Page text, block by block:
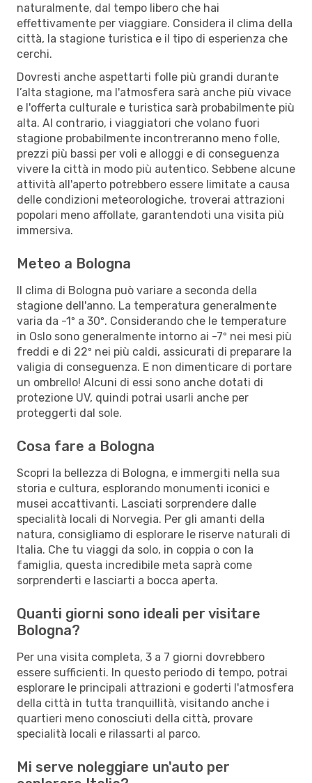
naturalmente, dal tempo libero che hai
effettivamente per viaggiare. Considera il clima della
città, la stagione turistica e il tipo di esperienza che
cerchi.
Dovresti anche aspettarti folle più grandi durante
l’alta stagione, ma l'atmosfera sarà anche più vivace
e l'offerta culturale e turistica sarà probabilmente più
alta. Al contrario, i viaggiatori che volano fuori
stagione probabilmente incontreranno meno folle,
prezzi più bassi per voli e alloggi e di conseguenza
vivere la città in modo più autentico. Sebbene alcune
attività all'aperto potrebbero essere limitate a causa
delle condizioni meteorologiche, troverai attrazioni
popolari meno affollate, garantendoti una visita più
immersiva.
Meteo a Bologna
Il clima di Bologna può variare a seconda della
stagione dell'anno. La temperatura generalmente
varia da -1º a 30º. Considerando che le temperature
in Oslo sono generalmente intorno ai -7º nei mesi più
freddi e di 22º nei più caldi, assicurati di preparare la
valigia di conseguenza. E non dimenticare di portare
un ombrello! Alcuni di essi sono anche dotati di
protezione UV, quindi potrai usarli anche per
proteggerti dal sole.
Cosa fare a Bologna
Scopri la bellezza di Bologna, e immergiti nella sua
storia e cultura, esplorando monumenti iconici e
musei accattivanti. Lasciati sorprendere dalle
specialità locali di Norvegia. Per gli amanti della
natura, consigliamo di esplorare le riserve naturali di
Italia. Che tu viaggi da solo, in coppia o con la
famiglia, questa incredibile meta saprà come
sorprenderti e lasciarti a bocca aperta.
Quanti giorni sono ideali per visitare
Bologna?
Per una visita completa, 3 a 7 giorni dovrebbero
essere sufficienti. In questo periodo di tempo, potrai
esplorare le principali attrazioni e goderti l'atmosfera
della città in tutta tranquillità, visitando anche i
quartieri meno conosciuti della città, provare
specialità locali e rilassarti al parco.
Mi serve noleggiare un'auto per